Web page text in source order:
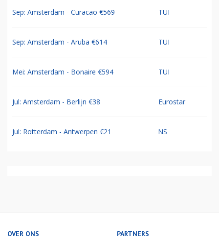
Sep: Amsterdam - Curacao €569 TUI
Sep: Amsterdam - Aruba €614 TUI
Mei: Amsterdam - Bonaire €594 TUI
Jul: Amsterdam - Berlijn €38 Eurostar
Jul: Rotterdam - Antwerpen €21 NS
OVER ONS PARTNERS